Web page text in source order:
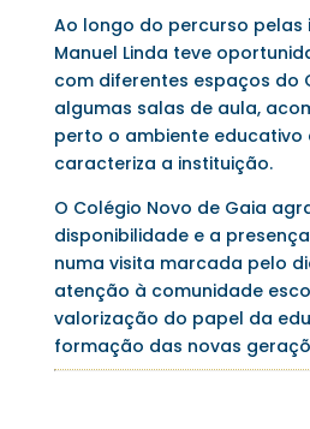
Ao longo do percurso pelas
Manuel Linda teve
com diferentes espaços do
algumas salas de aula,
perto o ambiente
caracteriza a instituição.
O Colégio Novo de Gaia
disponibilidade e a presença
numa visita marcada pelo
atenção à comunidade
valorização do papel da
formação das novas